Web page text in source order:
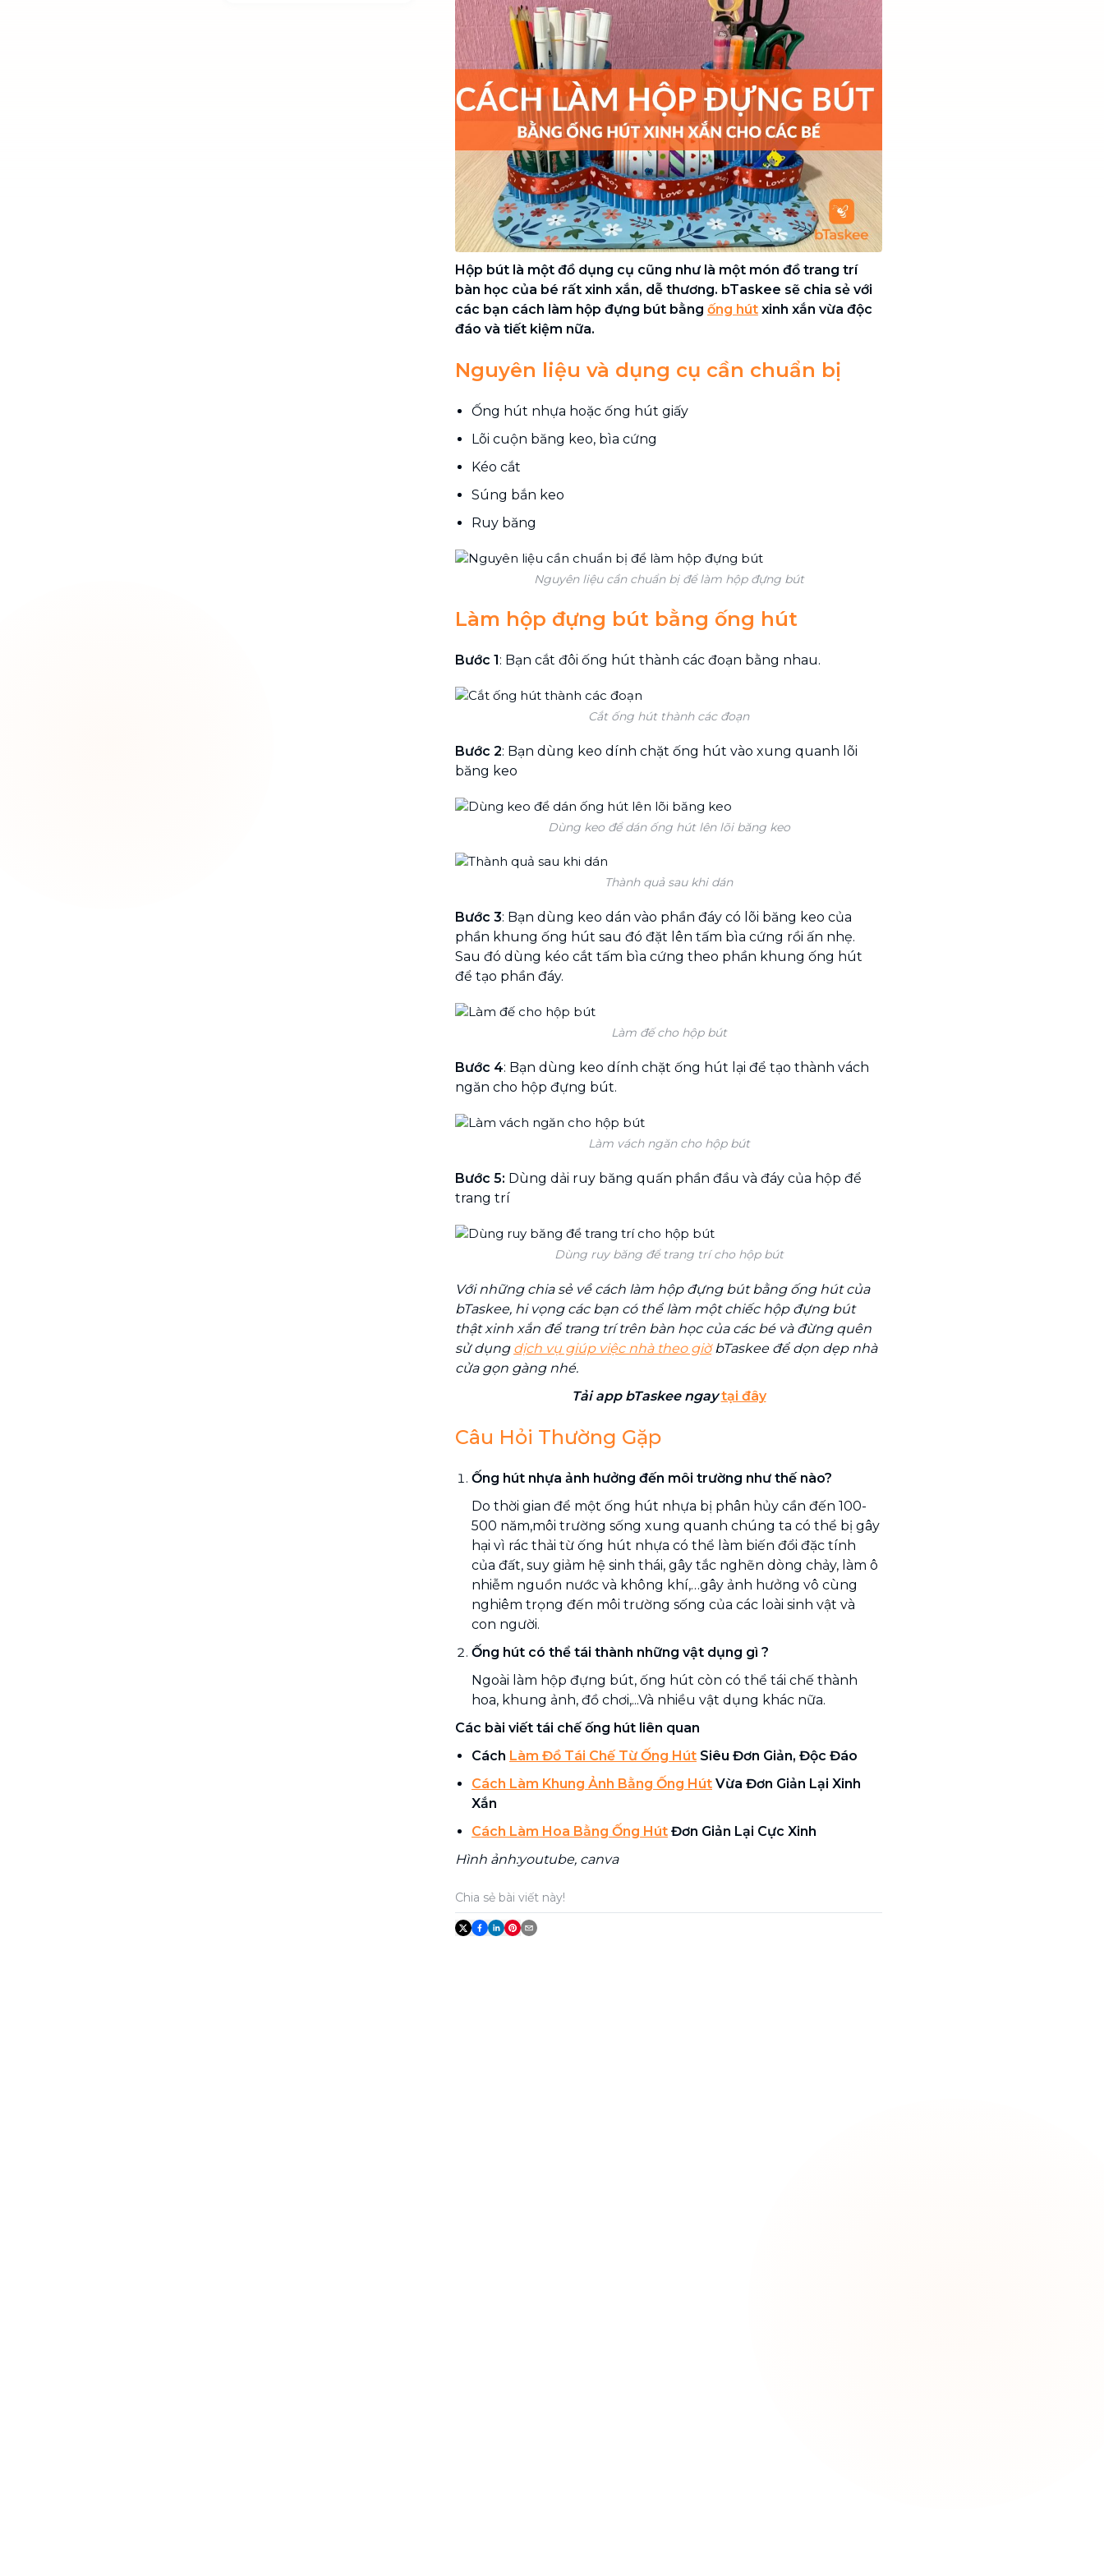
Chuyển nhà trọn gói, không lo dọn
dẹp nơi đi nơi đến
Vệ sinh công nghiệp NEW
Vệ sinh chuyên nghiệp cho văn
phòng, nhà xưởng, công trình lớn
Hộp bút là một đồ dụng cụ cũng như là một món đồ trang trí
bàn học của bé rất xinh xắn, dễ thương. bTaskee sẽ chia sẻ với
các bạn cách làm hộp đựng bút bằng ống hút xinh xắn vừa độc
đáo và tiết kiệm nữa.
Nguyên liệu và dụng cụ cần chuẩn bị
Ống hút nhựa hoặc ống hút giấy
Lõi cuộn băng keo, bìa cứng
Kéo cắt
Súng bắn keo
Ruy băng
Nguyên liệu cần chuẩn bị để làm hộp đựng bút
Làm hộp đựng bút bằng ống hút
Bước 1: Bạn cắt đôi ống hút thành các đoạn bằng nhau.
Cắt ống hút thành các đoạn
Bước 2: Bạn dùng keo dính chặt ống hút vào xung quanh lõi
băng keo
Dùng keo để dán ống hút lên lõi băng keo
Thành quả sau khi dán
Bước 3: Bạn dùng keo dán vào phần đáy có lõi băng keo của
phần khung ống hút sau đó đặt lên tấm bìa cứng rồi ấn nhẹ.
Sau đó dùng kéo cắt tấm bìa cứng theo phần khung ống hút
để tạo phần đáy.
Làm đế cho hộp bút
Bước 4: Bạn dùng keo dính chặt ống hút lại để tạo thành vách
ngăn cho hộp đựng bút.
Làm vách ngăn cho hộp bút
Bước 5: Dùng dải ruy băng quấn phần đầu và đáy của hộp để
trang trí
Dùng ruy băng để trang trí cho hộp bút
Với những chia sẻ về cách làm hộp đựng bút bằng ống hút của
bTaskee, hi vọng các bạn có thể làm một chiếc hộp đựng bút
thật xinh xắn để trang trí trên bàn học của các bé và đừng quên
sử dụng dịch vụ giúp việc nhà theo giờbTaskee để dọn dẹp nhà
cửa gọn gàng nhé.
Tải app bTaskee ngaytại đây
Câu Hỏi Thường Gặp
Ống hút nhựa ảnh hưởng đến môi trường như thế nào?
Do thời gian để một ống hút nhựa bị phân hủy cần đến 100-
500 năm,môi trường sống xung quanh chúng ta có thể bị gây
hại vì rác thải từ ống hút nhựa có thể làm biến đổi đặc tính
của đất, suy giảm hệ sinh thái, gây tắc nghẽn dòng chảy, làm ô
nhiễm nguồn nước và không khí,…gây ảnh hưởng vô cùng
nghiêm trọng đến môi trường sống của các loài sinh vật và
con người.
Ống hút có thể tái thành những vật dụng gì ?
Ngoài làm hộp đựng bút, ống hút còn có thể tái chế thành
hoa, khung ảnh, đồ chơi,...Và nhiều vật dụng khác nữa.
Các bài viết tái chế ống hút liên quan
Cách Làm Đồ Tái Chế Từ Ống Hút Siêu Đơn Giản, Độc Đáo
Cách Làm Khung Ảnh Bằng Ống Hút Vừa Đơn Giản Lại Xinh
Xắn
Cách Làm Hoa Bằng Ống Hút Đơn Giản Lại Cực Xinh
Hình ảnh:youtube, canva
Chia sẻ bài viết này!